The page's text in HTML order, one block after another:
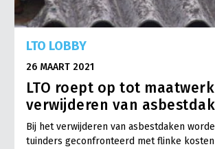
LTO LOBBY
26 MAART 2021
LTO roept op tot
verwijderen van
Bij het verwijderen van asbestdaken
tuinders geconfronteerd met flinke